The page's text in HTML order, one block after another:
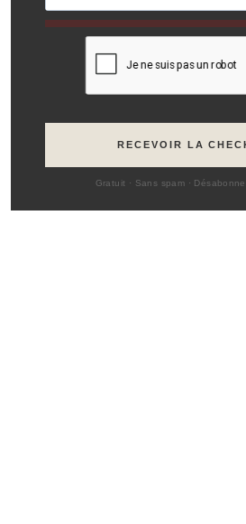
RECEVOIR LA
Gratuit · Sans spam ·